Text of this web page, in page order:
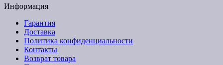
Информация
Гарантия
Доставка
Политика конфиденциальности
Контакты
Возврат товара